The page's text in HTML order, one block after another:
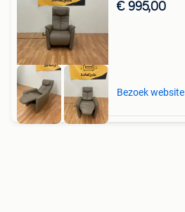
€ 995,00
Bezoek website